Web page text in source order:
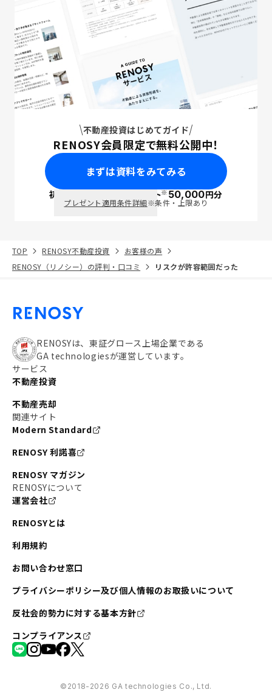
不動産投資はじめてガイド
RENOSY会員限定で無料公開中！
まずは資料をみてみる
初回面談で ポイント※50,000円分
プレゼント適用条件詳細※条件・上限あり
TOP RENOSY不動産投資
お客様の声
RENOSY（リノシー）の評判・口コミ
リスクが許容範囲だった
RENOSYは、東証グロース上場企業である
GA technologiesが運営しています。
サービス
不動産投資
不動産売却
関連サイト
Modern Standard
RENOSY 利諾喜
RENOSY マガジン
RENOSYについて
運営会社
RENOSYとは
利用規約
お問い合わせ窓口
プライバシーポリシー及び個人情報のお取扱いについて
反社会的勢力に対する基本方針
コンプライアンス
©︎2018-2026 GA technologies Co., Ltd.